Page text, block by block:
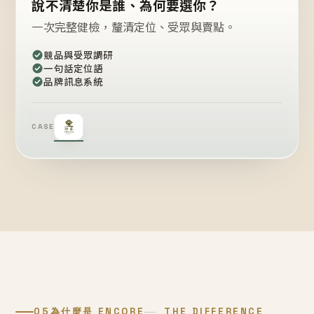
說不清楚你是誰、為何要選你？
一次完整健檢，釐清定位、受眾與賣點。
競品與受眾調研
一句話定位語
品牌訊息系統
CASE